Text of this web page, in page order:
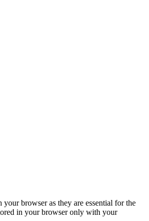
browser as they are essential for the
in your browser only with your